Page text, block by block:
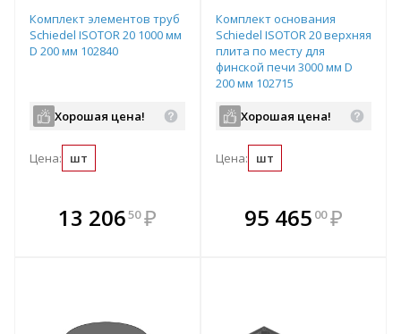
Комплект элементов труб
Schiedel ISOTOR 20 1000 мм
D 200 мм 102840
Хорошая цена!
Цена: шт
13 20650 ₽
В комплекте
всегда выгоднее!
Комплект основания
Schiedel ISOTOR 20 верхняя
плита по месту для
финской печи 3000 мм D
200 мм 102715
Хорошая цена!
Цена: шт
В комплекте
всегда выгоднее!
95 465 00 ₽